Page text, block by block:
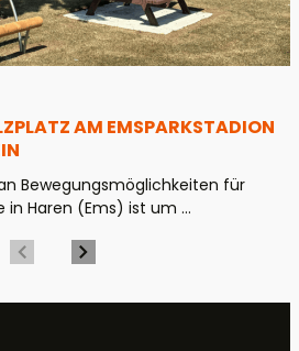
AM EMSPARKSTADION
Bewegungsmöglichkeiten für
Haren (Ems) ist um ...